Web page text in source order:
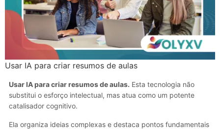
Usar IA para criar resumos de aulas
Usar IA para criar resumos de aulas. Esta tecnologia não
substitui o esforço intelectual, mas atua como um potente
catalisador cognitivo.
Ela organiza ideias complexas e destaca pontos fundamentais